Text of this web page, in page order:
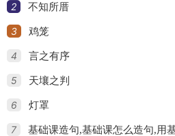
2 不知所厝
3 鸡笼
4 言之有序
5 天壤之判
6 灯罩
7 基础课造句,基础课怎么造句,用